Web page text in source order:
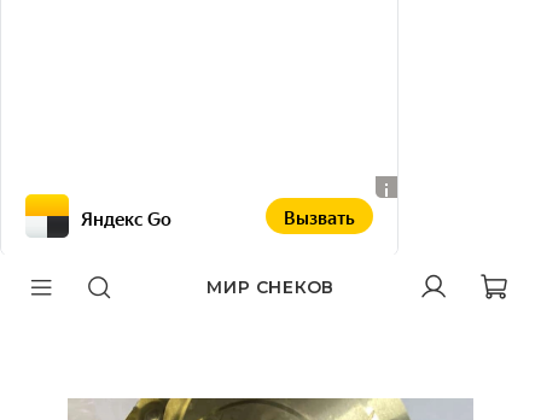
Яндекс Go Вызвать
МИР СНЕКОВ